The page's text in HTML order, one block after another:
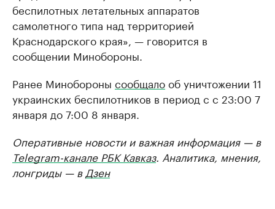
беспилотных летательных аппаратов
самолетного типа над территорией
Краснодарского края», — говорится в
сообщении Минобороны.
Ранее Минобороны сообщалооб уничтожении 11
украинских беспилотников в период с с 23:00 7
января до 7:00 8 января.
Оперативные новости и важная информация — в
Telegram-канале РБК Кавказ. Аналитика, мнения,
лонгриды — в Дзен